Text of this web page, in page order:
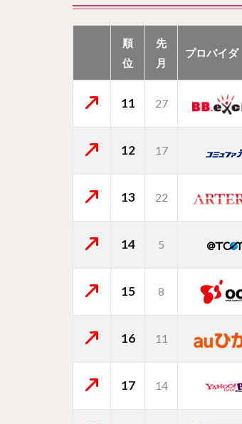
順
位
先
月
プロバイダ
11 27
12 17
13 22
14 5
15 8
16 11
17 14